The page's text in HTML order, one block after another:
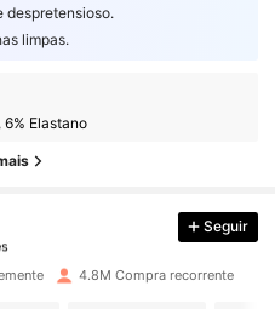
despretensioso.
limpas.
6% Elastano
Seguir
4.8M Compra recorrente